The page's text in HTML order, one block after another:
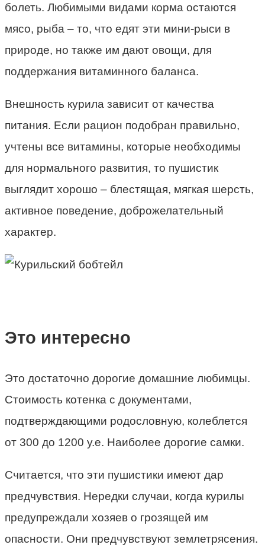
болеть. Любимыми видами корма остаются
мясо, рыба – то, что едят эти мини-рыси в
природе, но также им дают овощи, для
поддержания витаминного баланса.
Внешность курила зависит от качества
питания. Если рацион подобран правильно,
учтены все витамины, которые необходимы
для нормального развития, то пушистик
выглядит хорошо – блестящая, мягкая шерсть,
активное поведение, доброжелательный
характер.
Это интересно
Это достаточно дорогие домашние любимцы.
Стоимость котенка с документами,
подтверждающими родословную, колеблется
от 300 до 1200 у.е. Наиболее дорогие самки.
Считается, что эти пушистики имеют дар
предчувствия. Нередки случаи, когда курилы
предупреждали хозяев о грозящей им
опасности. Они предчувствуют землетрясения.